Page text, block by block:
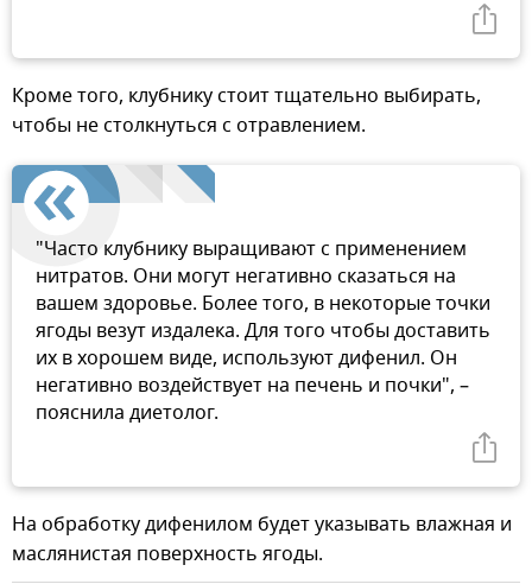
Кроме того, клубнику стоит тщательно выбирать,
чтобы не столкнуться с отравлением.
"Часто клубнику выращивают с применением
нитратов. Они могут негативно сказаться на
вашем здоровье. Более того, в некоторые точки
ягоды везут издалека. Для того чтобы доставить
их в хорошем виде, используют дифенил. Он
негативно воздействует на печень и почки", –
пояснила диетолог.
На обработку дифенилом будет указывать влажная и
маслянистая поверхность ягоды.